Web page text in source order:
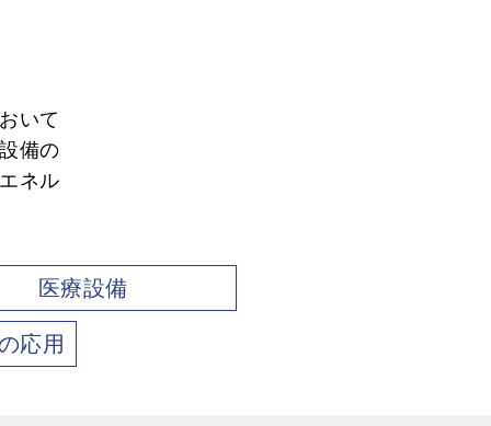
いて
備の
ネル
医療設備
応用